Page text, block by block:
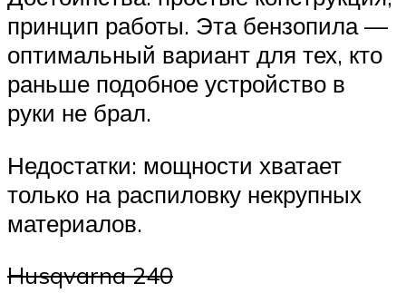
принцип работы. Эта бензопила —
оптимальный вариант для тех, кто
раньше подобное устройство в
руки не брал.
Недостатки: мощности хватает
только на распиловку некрупных
материалов.
Husqvarna 240